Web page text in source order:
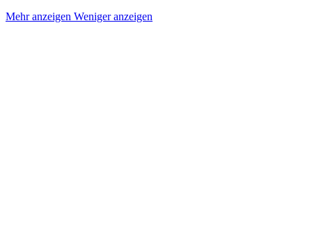
Mehr anzeigen Weniger anzeigen